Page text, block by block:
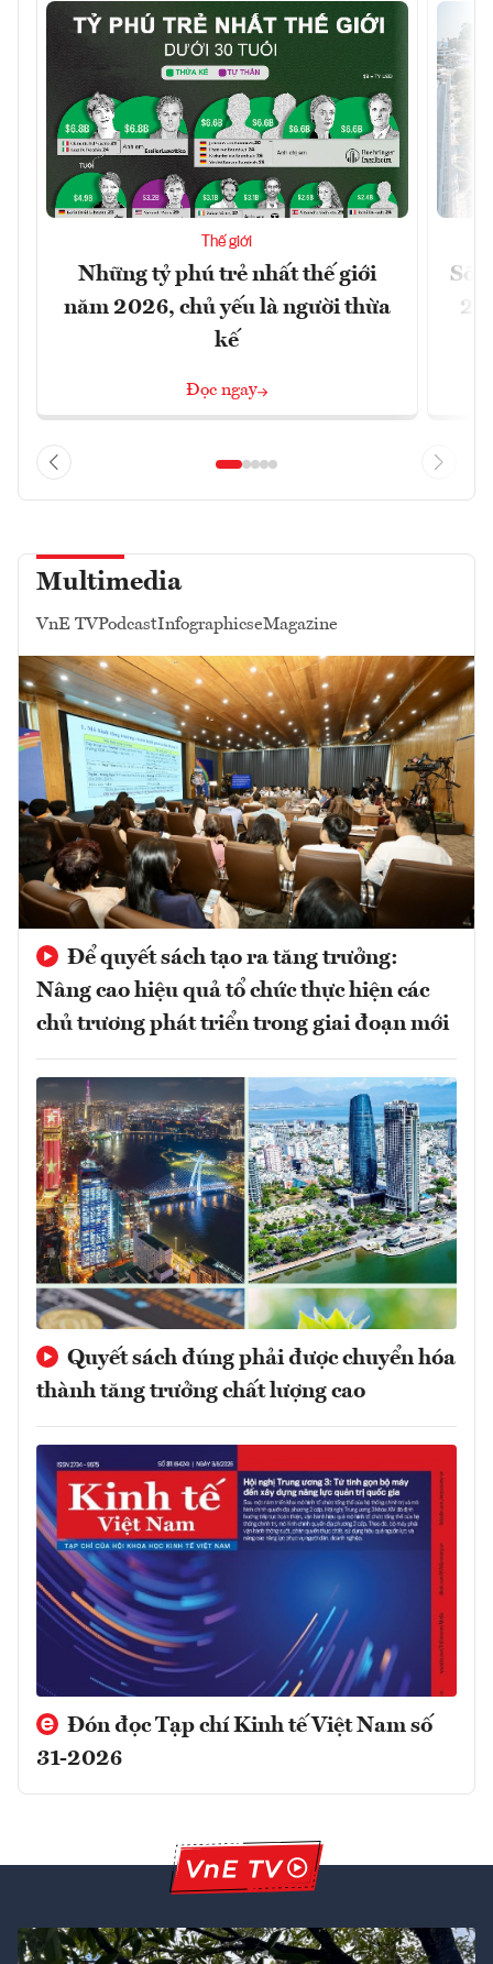
Thế giới
Những tỷ phú trẻ nhất thế giới
năm 2026, chủ yếu là người thừa
kế
Đọc ngay
Số
Multimedia
VnE TVPodcastInfographicseMagazine
Để quyết sách tạo ra tăng trưởng:
Nâng cao hiệu quả tổ chức thực hiện các
chủ trương phát triển trong giai đoạn mới
Quyết sách đúng phải được chuyển hóa
thành tăng trưởng chất lượng cao
Đón đọc Tạp chí Kinh tế Việt Nam số
31-2026